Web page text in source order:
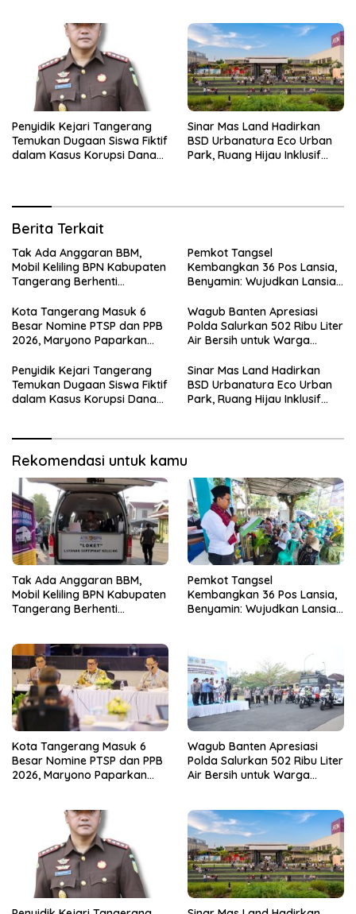
Penyidik Kejari Tangerang
Temukan Dugaan Siswa Fiktif
dalam Kasus Korupsi Dana
Sinar Mas Land Hadirkan
BSD Urbanatura Eco Urban
Park, Ruang Hijau Inklusif
Berita Terkait
Tak Ada Anggaran BBM,
Mobil Keliling BPN Kabupaten
Tangerang Berhenti
Pemkot Tangsel
Kembangkan 36 Pos Lansia,
Benyamin: Wujudkan Lansia
Kota Tangerang Masuk 6
Besar Nomine PTSP dan PPB
2026, Maryono Paparkan
Wagub Banten Apresiasi
Polda Salurkan 502 Ribu Liter
Air Bersih untuk Warga
Penyidik Kejari Tangerang
Temukan Dugaan Siswa Fiktif
dalam Kasus Korupsi Dana
Sinar Mas Land Hadirkan
BSD Urbanatura Eco Urban
Park, Ruang Hijau Inklusif
Rekomendasi untuk kamu
Tak Ada Anggaran BBM,
Mobil Keliling BPN Kabupaten
Tangerang Berhenti
Pemkot Tangsel
Kembangkan 36 Pos Lansia,
Benyamin: Wujudkan Lansia
Kota Tangerang Masuk 6
Besar Nomine PTSP dan PPB
2026, Maryono Paparkan
Wagub Banten Apresiasi
Polda Salurkan 502 Ribu Liter
Air Bersih untuk Warga